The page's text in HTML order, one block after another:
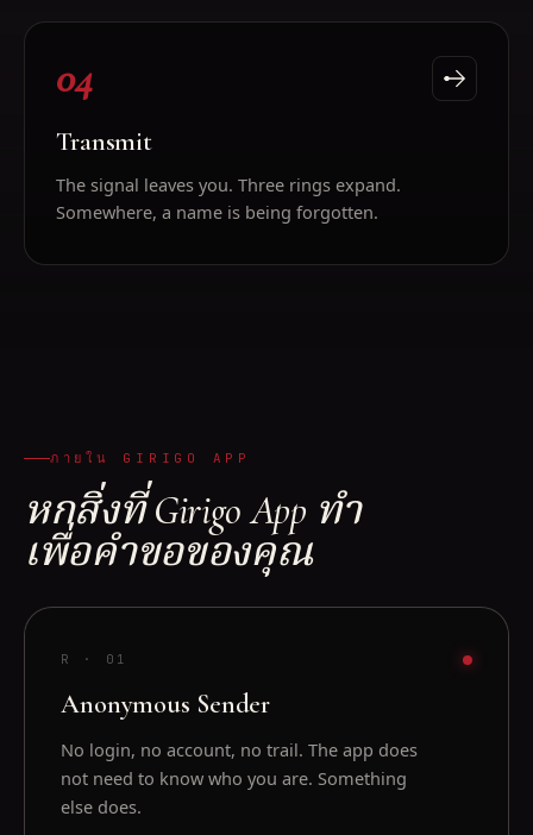
04
Transmit
The signal leaves you. Three rings expand.
Somewhere, a name is being forgotten.
ภายใน GIRIGO APP
หกสิ่งที่ Girigo App ทำ
เพื่อคำขอของคุณ
R · 01
Anonymous Sender
No login, no account, no trail. The app does
not need to know who you are. Something
else does.